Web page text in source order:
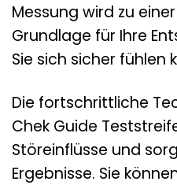
Messung wird zu
Grundlage für Ihre
Sie sich sicher fühlen
Die fortschrittliche
Chek Guide
Störeinflüsse und
Ergebnisse. Sie